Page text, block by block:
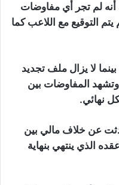
لم تجر أي مفاوضات
التوقيع مع اللاعب كما
لا يزال ملف تجديد
المفاوضات بين
نهائي.
عن خلاف مالي بين
الذي ينتهي بنهاية